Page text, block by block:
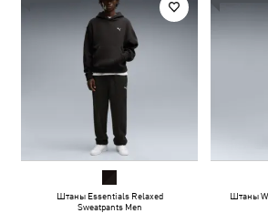
Штаны Essentials Relaxed
Sweatpants Men
Штаны